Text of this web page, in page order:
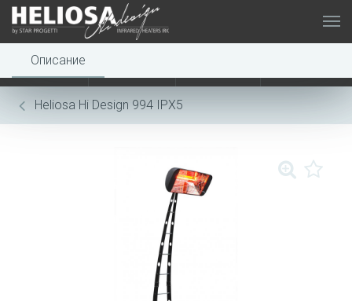
Heliosa Hi Design 994 IPX5
Описание